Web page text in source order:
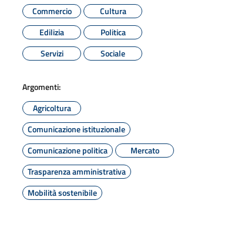
Commercio
Cultura
Edilizia
Politica
Servizi
Sociale
Argomenti:
Agricoltura
Comunicazione istituzionale
Comunicazione politica
Mercato
Trasparenza amministrativa
Mobilità sostenibile